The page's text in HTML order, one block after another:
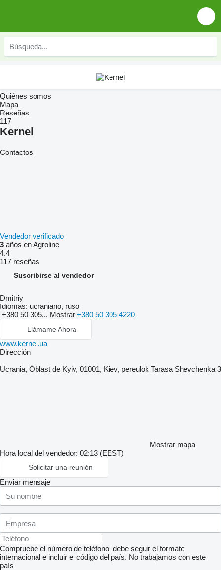
Quiénes somos
Mapa
Reseñas
117
Kernel
Contactos
Vendedor verificado
3 años en Agroline
4.4
117 reseñas
Suscribirse al vendedor
Dmitriy
Idiomas: ucraniano, ruso
+380 50 305... Mostrar +380 50 305 4220
Llámame Ahora
www.kernel.ua
Dirección
Ucrania, Óblast de Kyiv, 01001, Kiev, pereulok Tarasa Shevchenka 3
Mostrar mapa
Hora local del vendedor: 02:13 (EEST)
Solicitar una reunión
Enviar mensaje
Compruebe el número de teléfono: debe seguir el formato
internacional e incluir el código del país. No trabajamos con este
país